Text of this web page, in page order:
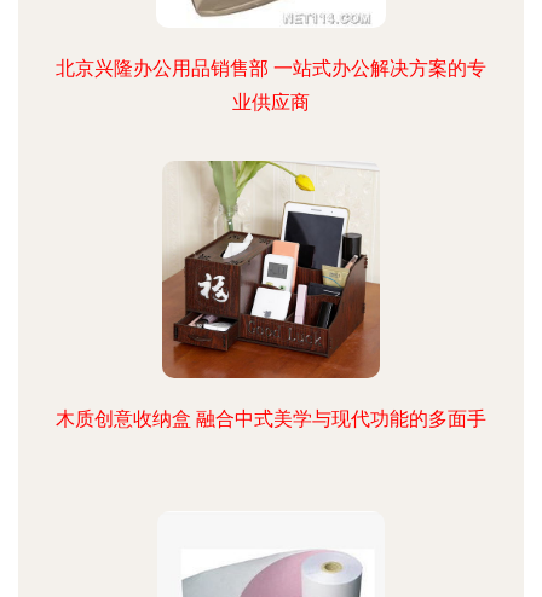
北京兴隆办公用品销售部 一站式办公解决方案的专
业供应商
木质创意收纳盒 融合中式美学与现代功能的多面手